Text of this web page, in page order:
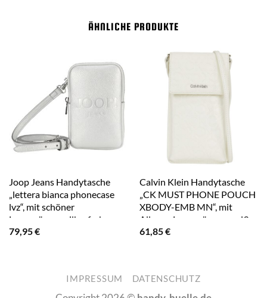
ÄHNLICHE PRODUKTE
Joop Jeans Handytasche
„lettera bianca phonecase
lvz“, mit schöner
Logoprägung silberfarben
79,95€
Calvin Klein Handytasche
„CK MUST PHONE POUCH
XBODY-EMB MN“, mit
Allover-Logoprägung weiß
61,85€
IMPRESSUM DATENSCHUTZ